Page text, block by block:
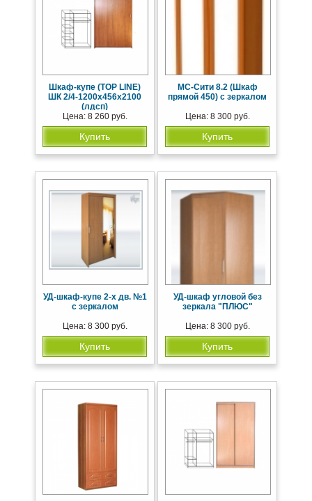
Шкаф-купе (TOP LINE)
ШК 2/4-1200х456х2100
(лдсп)
Цена: 8 260 руб.
Купить
МС-Сити 8.2 (Шкаф
прямой 450) с зеркалом
Цена: 8 300 руб.
Купить
УД-шкаф-купе 2-х дв. №1
с зеркалом
Цена: 8 300 руб.
Купить
УД-шкаф угловой без
зеркала "ПЛЮС"
Цена: 8 300 руб.
Купить